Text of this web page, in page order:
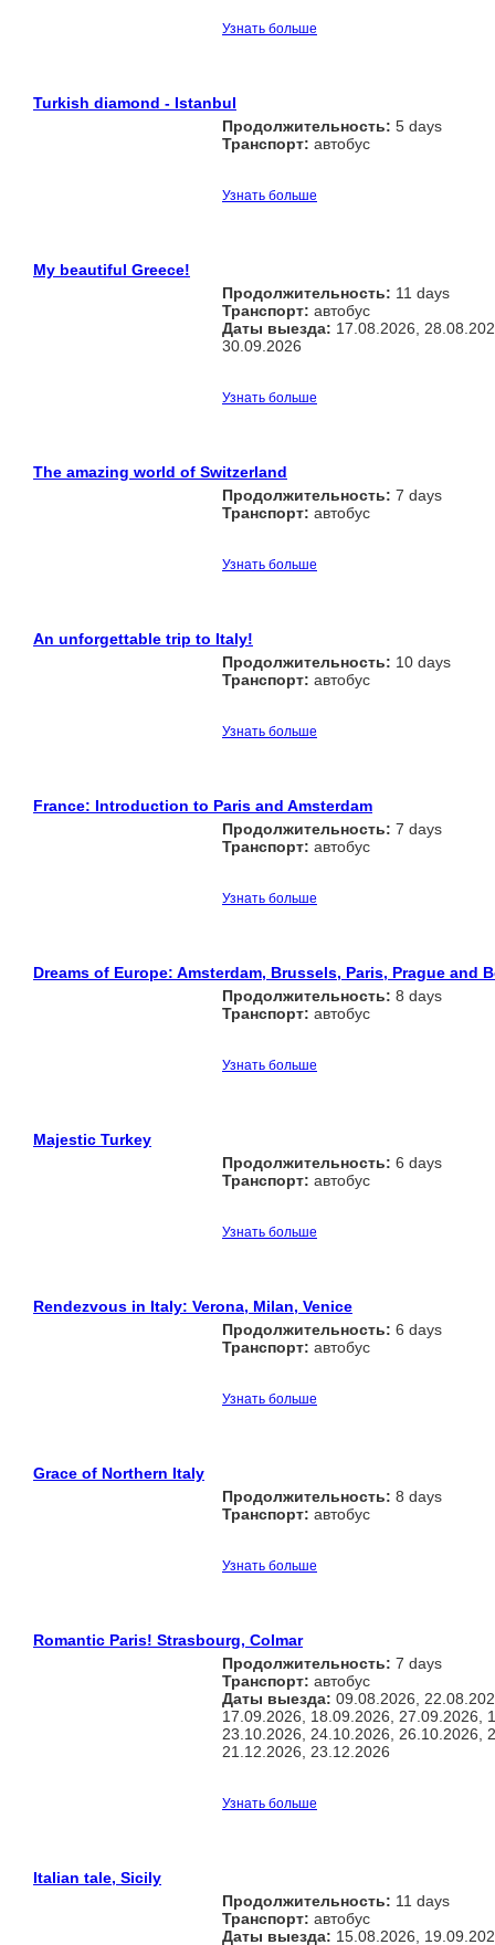
Узнать больше
Turkish diamond - Istanbul
Продолжительность: 5 days
Транспорт: автобус
Узнать больше
My beautiful Greece!
Продолжительность: 11 days
Транспорт: автобус
Даты выезда: 17.08.2026,
30.09.2026
Узнать больше
The amazing world of Switzerland
Продолжительность: 7 days
Транспорт: автобус
Узнать больше
An unforgettable trip to Italy!
Продолжительность: 10 days
Транспорт: автобус
Узнать больше
France: Introduction to Paris and Amsterdam
Продолжительность: 7 days
Транспорт: автобус
Узнать больше
Dreams of Europe: Amsterdam, Brussels, Paris, Prague and
Продолжительность: 8 days
Транспорт: автобус
Узнать больше
Majestic Turkey
Продолжительность: 6 days
Транспорт: автобус
Узнать больше
Rendezvous in Italy: Verona, Milan, Venice
Продолжительность: 6 days
Транспорт: автобус
Узнать больше
Grace of Northern Italy
Продолжительность: 8 days
Транспорт: автобус
Узнать больше
Romantic Paris! Strasbourg, Colmar
Продолжительность: 7 days
Транспорт: автобус
Даты выезда: 09.08.2026,
17.09.2026, 18.09.2026, 27.09.2026,
23.10.2026, 24.10.2026, 26.10.2026,
21.12.2026, 23.12.2026
Узнать больше
Italian tale, Sicily
Продолжительность: 11 days
Транспорт: автобус
Даты выезда: 15.08.2026,